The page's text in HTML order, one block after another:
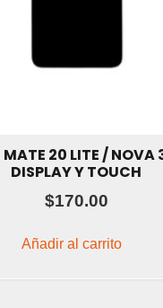
20 LITE / NOVA
DISPLAY Y TOUCH
$170.00
Añadir al carrito